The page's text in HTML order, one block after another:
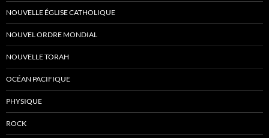
NOUVELLE ÉGLISE CATHOLIQUE
NOUVEL ORDRE MONDIAL
NOUVELLE TORAH
OCÉAN PACIFIQUE
PHYSIQUE
ROCK